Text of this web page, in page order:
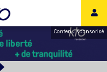
Contenu sponsorisé